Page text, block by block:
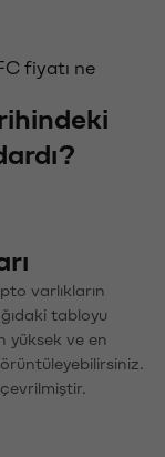
fiyatı ne
varlıkların
tabloyu
yüksek ve en